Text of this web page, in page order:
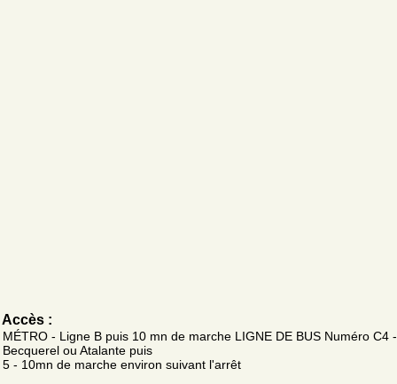
Accès :
MÉTRO - Ligne B puis 10 mn de marche LIGNE DE BUS Numéro C4
Becquerel ou Atalante puis
5 - 10mn de marche environ suivant l'arrêt